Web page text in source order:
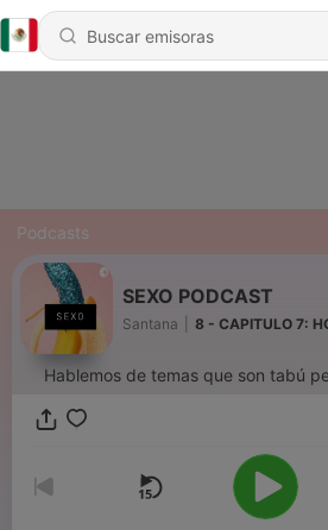
Podcasts
SEXO PODCAST
Santana 8 - CAPITULO 7:
Hablemos de temas que son tabú